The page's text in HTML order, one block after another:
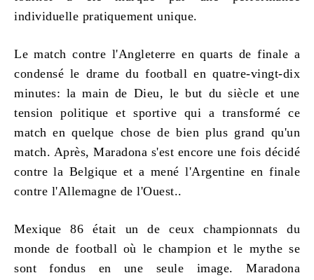
individuelle pratiquement unique.
Le match contre l'Angleterre en quarts de finale a
condensé le drame du football en quatre-vingt-dix
minutes: la main de Dieu, le but du siècle et une
tension politique et sportive qui a transformé ce
match en quelque chose de bien plus grand qu'un
match. Après, Maradona s'est encore une fois décidé
contre la Belgique et a mené l'Argentine en finale
contre l'Allemagne de l'Ouest..
Mexique 86 était un de ceuxchampionnats du
monde de football où le champion et le mythe se
sont fondus en une seule image. Maradona